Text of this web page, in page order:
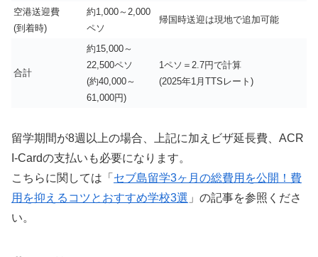
空港送迎費
(到着時)
約1,000～2,000
ペソ
帰国時送迎は現地で追加可能
合計
約15,000～
22,500ペソ
(約40,000～
61,000円)
1ペソ＝2.7円で計算
(2025年1月TTSレート)
留学期間が8週以上の場合、上記に加えビザ延長費、ACR
I-Cardの支払いも必要になります。
こちらに関しては「 セブ島留学3ヶ月の総費用を公開！費
用を抑えるコツとおすすめ学校3選 」の記事を参照くださ
い。